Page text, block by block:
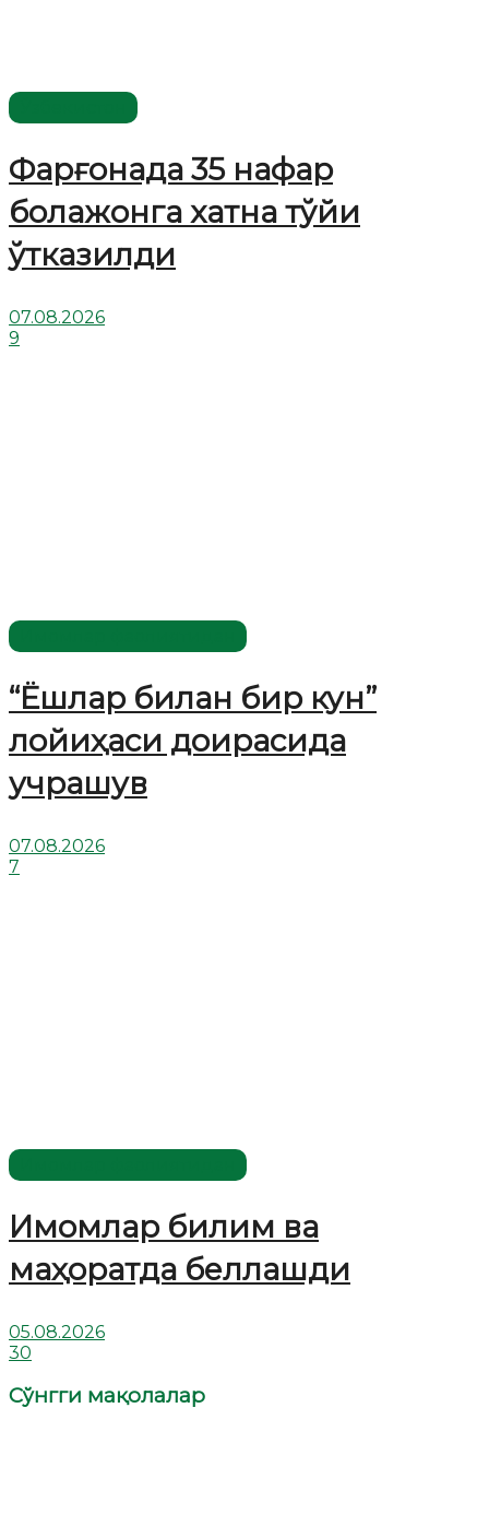
Фарғонада 35 нафар
болажонга хатна тўйи
ўтказилди
07.08.2026
9
“Ёшлар билан бир кун”
лойиҳаси доирасида
учрашув
07.08.2026
7
Имомлар билим ва
маҳоратда беллашди
05.08.2026
30
Сўнгги мақолалар